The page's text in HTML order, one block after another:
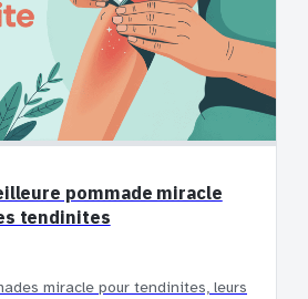
pommade miracle
tendinites
miracle pour tendinites, leurs